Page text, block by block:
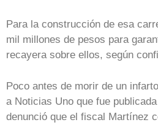
Para la construcción de esa
mil millones de pesos para
recayera sobre ellos, según
Poco antes de morir de un
a Noticias Uno que fue
denunció que el fiscal Martínez